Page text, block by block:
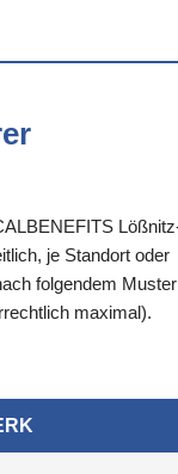
je Standort oder
folgendem
maximal).